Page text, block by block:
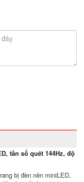
tần số quét 144Hz, độ
bị đèn nền miniLED,